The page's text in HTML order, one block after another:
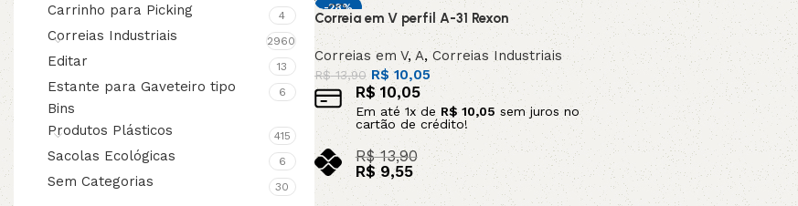
Carrinho para Picking 4
Correias Industriais 2960
Editar 13
Estante para Gaveteiro tipo
Bins
6
Produtos Plásticos 415
Sacolas Ecológicas 6
Sem Categorias 30
-28%
INDISPONIVEL / SOB
ENCOMENDA
Correia em V perfil A-31 Rexon
Correias em V,A,Correias Industriais
R$13,90 R$10,05
R$10,05
Em até 1x de R$10,05 sem juros no
cartão de crédito!
R$13,90
R$9,55
no pix